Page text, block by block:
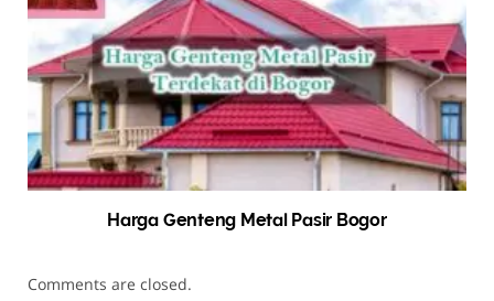
Harga Genteng Metal Pasir Bogor
Comments are closed.